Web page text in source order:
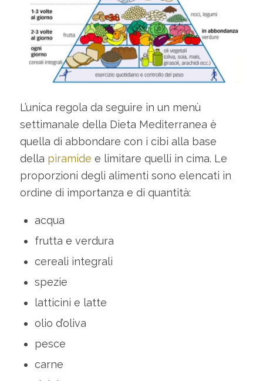
L’unica regola da seguire in un menù
settimanale della Dieta Mediterranea è
quella di abbondare con i cibi alla base
della piramide e limitare quelli in cima. Le
proporzioni degli alimenti sono elencati in
ordine di importanza e di quantità:
acqua
frutta e verdura
cereali integrali
spezie
latticini e latte
olio d’oliva
pesce
carne